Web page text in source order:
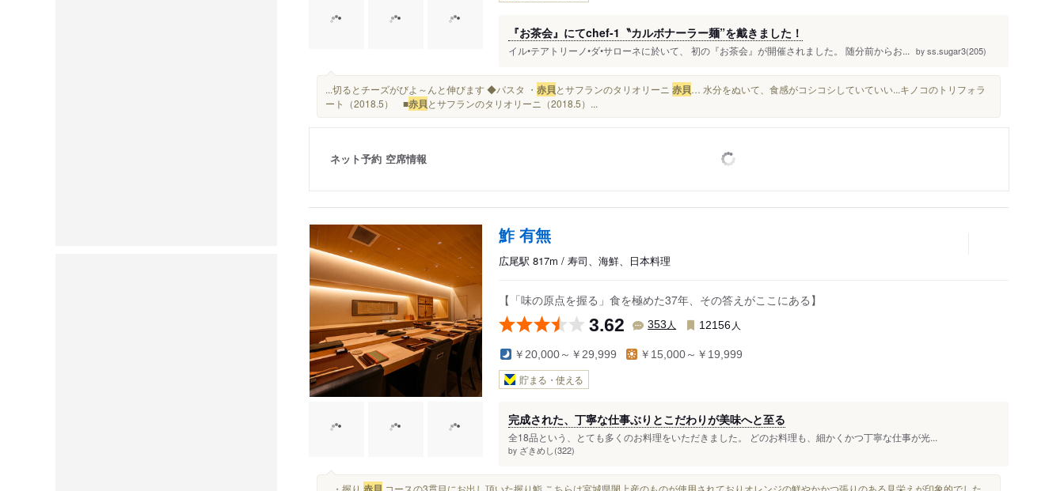
『お茶会』にてchef-1〝カルボナーラー麺”を戴きました！
イル•テアトリーノ•ダ•サローネに於いて、 初の『お茶会』が開催されました。 随分前からお... by ss.sugar3(205)
...切るとチーズがびよ～んと伸びます ◆パスタ ・ 赤貝とサフランのタリオリーニ 赤貝… 水分をぬいて、食感がコシコシしていていい...キノコのトリフォラ
ート（2018.5） ■赤貝とサフランのタリオリーニ（2018.5）...
ネット予約 空席情報
鮓 有無
広尾駅 817m / 寿司、海鮮、日本料理
【「味の原点を握る」食を極めた37年、その答えがここにある】
3.62 353 人 12156 人
￥20,000～￥29,999 ￥15,000～￥19,999
貯まる・使える
完成された、丁寧な仕事ぶりとこだわりが美味へと至る
全18品という、とても多くのお料理をいただきました。 どのお料理も、細かくかつ丁寧な仕事が光...
by ざきめし(322)
...・握り コースの3貫目にお出し頂いた握り鮨 こちらは宮城県閖上産のものが使用されておりオレンジの鮮やかかつ張りのある見栄えが印象的でした